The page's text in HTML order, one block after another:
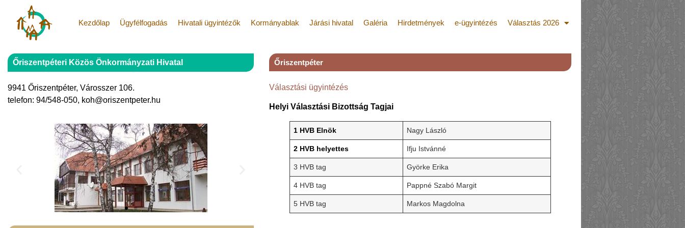
Kezdőlap Ügyfélfogadás Hivatali ügyintézők Kormányablak Járási hivatal Galéria Hirdetmények e-ügyintézés Választás 2026
Őriszentpéteri Közös Önkormányzati Hivatal
9941 Őriszentpéter, Városszer 106.
telefon: 94/548-050, koh@oriszentpeter.hu
Őriszentpéter
Választási ügyintézés
Helyi Választási Bizottság Tagjai
1 HVB Elnök Nagy László
2 HVB helyettes Ifju Istvánné
3 HVB tag Györke Erika
4 HVB tag Pappné Szabó Margit
5 HVB tag Markos Magdolna